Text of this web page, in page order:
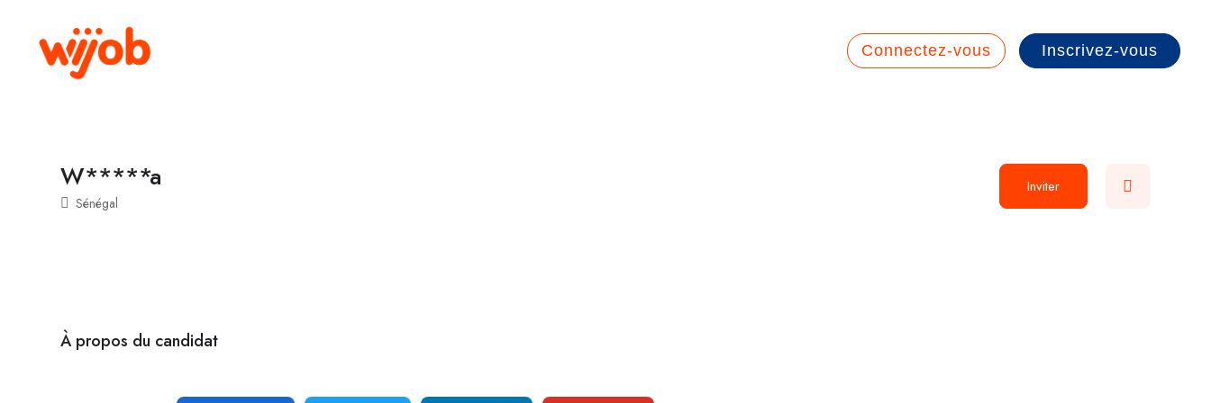
Connectez-vous Inscrivez-vous
W*****a
Sénégal
Inviter
À propos du candidat